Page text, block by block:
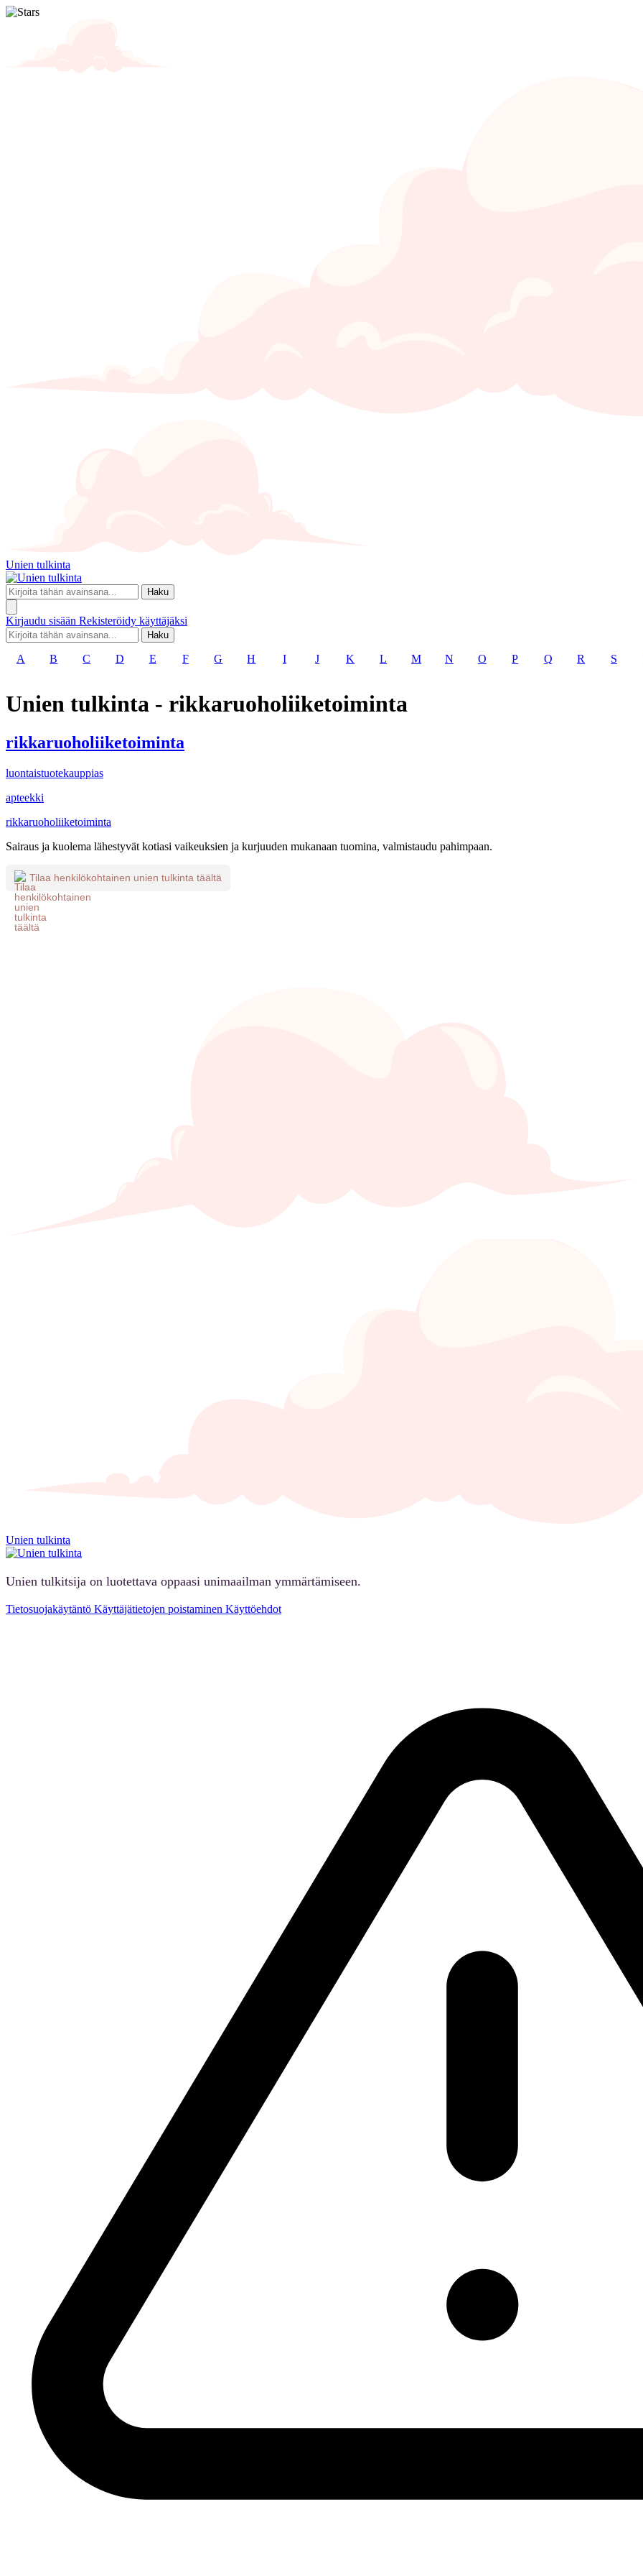
Unien tulkinta
Haku
Kirjaudu sisään Rekisteröidy käyttäjäksi
Haku
A B C D E F G H I J K L M N O P Q R S
Unien tulkinta - rikkaruoholiiketoiminta
rikkaruoholiiketoiminta
luontaistuotekauppias
apteekki
rikkaruoholiiketoiminta
Sairaus ja kuolema lähestyvät kotiasi vaikeuksien ja kurjuuden mukanaan tuomina, valmistaudu pahimpaan.
Tilaa henkilökohtainen unien tulkinta täältä
Unien tulkinta
Unien tulkitsija on luotettava oppaasi unimaailman ymmärtämiseen.
Tietosuojakäytäntö Käyttäjätietojen poistaminen Käyttöehdot